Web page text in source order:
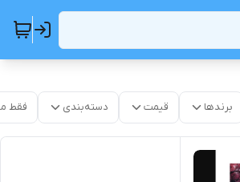
برندها قیمت دسته‌بندی فقط